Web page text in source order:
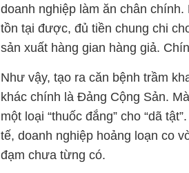
doanh nghiệp làm ăn chân
tồn tại được, đủ tiền chung chi
sản xuất hàng gian hàng giả.
Như vậy, tạo ra căn bệnh trầm
khác chính là Đảng Cộng Sản.
một loại “thuốc đắng” cho “dã
tế, doanh nghiệp hoảng loạn co
đạm chưa từng có.